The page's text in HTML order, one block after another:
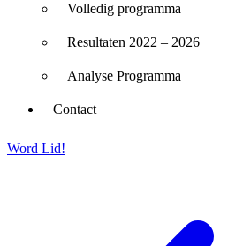
Volledig programma
Resultaten 2022 – 2026
Analyse Programma
Contact
Word Lid!